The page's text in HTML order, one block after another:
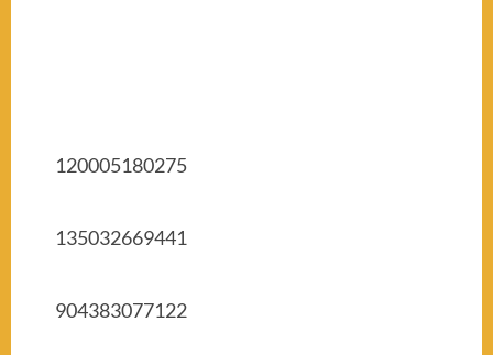
120005180275
135032669441
904383077122